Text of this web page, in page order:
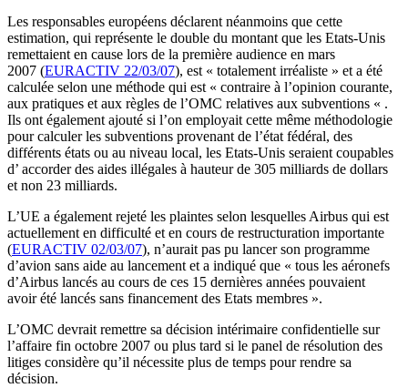
Les responsables européens déclarent néanmoins que cette
estimation, qui représente le double du montant que les Etats-Unis
remettaient en cause lors de la première audience en mars
2007 (EURACTIV 22/03/07), est « totalement irréaliste » et a été
calculée selon une méthode qui est « contraire à l’opinion courante,
aux pratiques et aux règles de l’OMC relatives aux subventions « .
Ils ont également ajouté si l’on employait cette même méthodologie
pour calculer les subventions provenant de l’état fédéral, des
différents états ou au niveau local, les Etats-Unis seraient coupables
d’ accorder des aides illégales à hauteur de 305 milliards de dollars
et non 23 milliards.
L’UE a également rejeté les plaintes selon lesquelles Airbus qui est
actuellement en difficulté et en cours de restructuration importante
(EURACTIV 02/03/07), n’aurait pas pu lancer son programme
d’avion sans aide au lancement et a indiqué que « tous les aéronefs
d’Airbus lancés au cours de ces 15 dernières années pouvaient
avoir été lancés sans financement des Etats membres ».
L’OMC devrait remettre sa décision intérimaire confidentielle sur
l’affaire fin octobre 2007 ou plus tard si le panel de résolution des
litiges considère qu’il nécessite plus de temps pour rendre sa
décision.